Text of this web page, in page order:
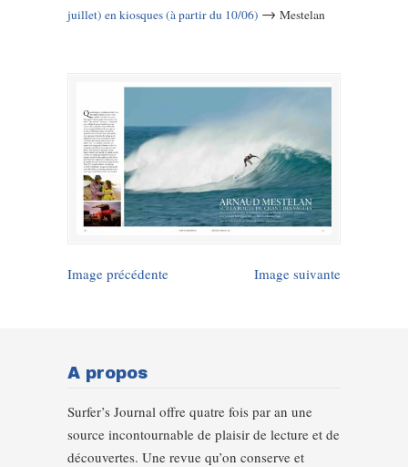
juillet) en kiosques (à partir du 10/06) → Mestelan
Image précédente Image suivante
A propos
Surfer’s Journal offre quatre fois par an une
source incontournable de plaisir de lecture et de
découvertes. Une revue qu’on conserve et